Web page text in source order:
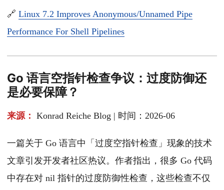
🔗 Linux 7.2 Improves Anonymous/Unnamed Pipe
Performance For Shell Pipelines
Go 语言空指针检查争议：过度防御还
是必要保障？
来源： Konrad Reiche Blog | 时间：2026-06
一篇关于 Go 语言中「过度空指针检查」现象的技术
文章引发开发者社区热议。作者指出，很多 Go 代码
中存在对 nil 指针的过度防御性检查，这些检查不仅